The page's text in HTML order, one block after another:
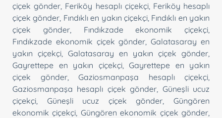
çiçek gönder Feriköy hesaplı çiçekçi, Feriköy hesaplı
çiçek gönder Fındıklı en yakın çiçekçi, Fındıklı en yakın
çiçek gönder, Fındıkzade ekonomik çiçekçi
Fındıkzade ekonomik çiçek gönder ,Galatasaray en
yakın çiçekçi
Galatasaray en yakın çiçek gönder
Gayrettepe en yakın çiçekçi, Gayrettepe en yakın
çiçek gönder, Gaziosmanpaşa hesaplı çiçekçi
Gaziosmanpaşa hesaplı çiçek gönder Güneşli ucuz
çiçekçi
Güneşli ucuz çiçek gönder ,Güngören
ekonomik çiçekçi Güngören ekonomik çiçek gönder